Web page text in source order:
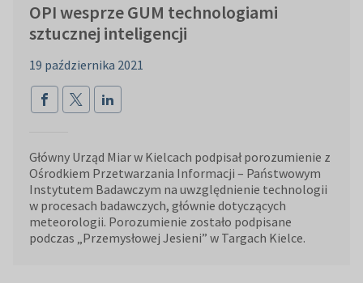
OPI wesprze GUM technologiami
sztucznej inteligencji
19 października 2021
Główny Urząd Miar w Kielcach podpisał porozumienie z
Ośrodkiem Przetwarzania Informacji – Państwowym
Instytutem Badawczym na uwzględnienie technologii
w procesach badawczych, głównie dotyczących
meteorologii. Porozumienie zostało podpisane
podczas „Przemysłowej Jesieni” w Targach Kielce.